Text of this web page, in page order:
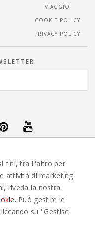
VIAGGIO
COOKIE POLICY
PRIVACY POLICY
-OFFERTE VIAGGI
VIAGGI MESSICO
PORTOGALLO-
SPAGNA-OFFERTE
EASYWEEK. TUTTI I DIRITTI
fini, tra l''altro per
attività di marketing
riveda la nostra
Può gestire le
su ''Gestisci